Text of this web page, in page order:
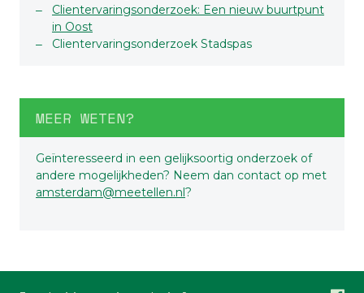
Clientervaringsonderzoek: Een nieuw buurtpunt
in Oost
Clientervaringsonderzoek Stadspas
MEER WETEN?
Geïnteresseerd in een gelijksoortig onderzoek of
andere mogelijkheden? Neem dan contact op met
amsterdam@meetellen.nl?